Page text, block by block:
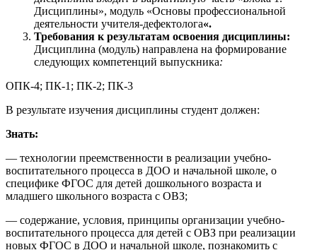
Дисциплины», модуль «Основы профессиональной
деятельности учителя-дефектолога«.
Требования к результатам освоения дисциплины:
Дисциплина (модуль) направлена на формирование
следующих компетенций выпускника:
ОПК-4; ПК-1; ПК-2; ПК-3
В результате изучения дисциплины студент должен:
Знать:
— технологии преемственности в реализации учебно-
воспитательного процесса в ДОО и начальной школе, о
специфике ФГОС для детей дошкольного возраста и
младшего школьного возраста с ОВЗ;
— содержание, условия, принципы организации учебно-
воспитательного процесса для детей с ОВЗ при реализации
новых ФГОС в ДОО и начальной школе, познакомить с